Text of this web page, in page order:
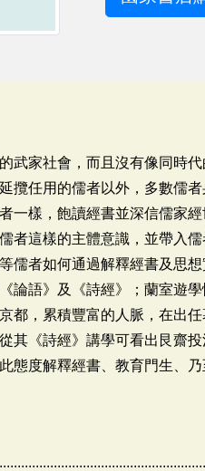
武家社會，而且沒有像同時
攬任用的儒者以外，多數儒
一樣，飽讀經書並深信儒家
者這樣的主體意識，並帶入
儒者如何通過解釋經書及思
論語》及《詩經》；蘭室遊
都，累積豐富的人脈，在出
其《詩經》講學可看出艮齋
態度解釋經書、教育門生、乃